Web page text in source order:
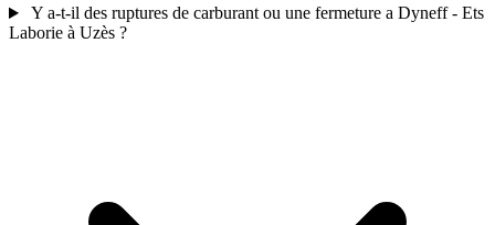
Y a-t-il des ruptures de carburant ou une fermeture a Dyneff - Ets
Laborie à Uzès ?